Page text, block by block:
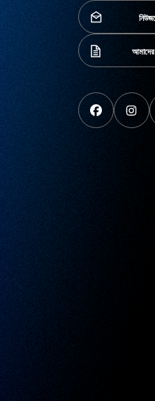
FaceBook instagram X